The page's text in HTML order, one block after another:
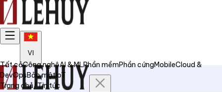
VI
Tất cảCông nghệAI & MLPhần mềmPhần cứngMobileCloud &
DevOpsBảo mậtIoT
Trang chủ/Tin tức